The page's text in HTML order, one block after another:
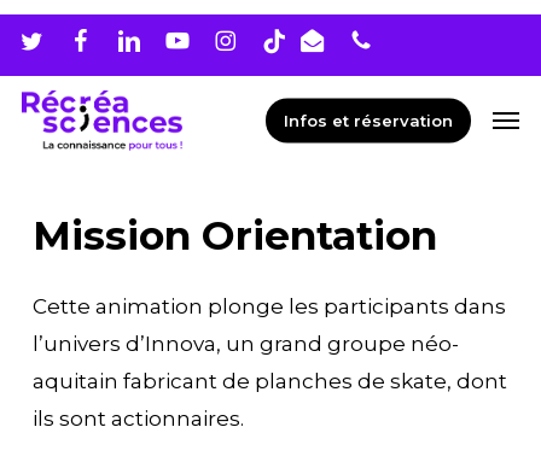
Skip
main
content
Infos et réservation
Mission Orientation
Cette animation plonge les participants dans
l’univers d’Innova, un grand groupe néo-
aquitain fabricant de planches de skate, dont
ils sont actionnaires.
Menu